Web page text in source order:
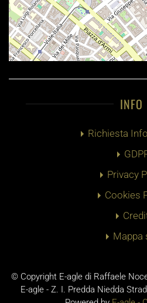
INFO
Richiesta
Privacy
Cookies
Mappa
© Copyright E-agle di Raffaele
E-agle - Z. I. Predda Niedda